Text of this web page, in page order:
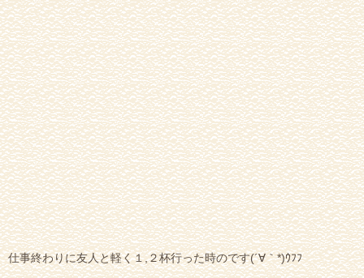
仕事終わりに友人と軽く１,２杯行った時のです(´∀｀*)ｳﾌﾌ